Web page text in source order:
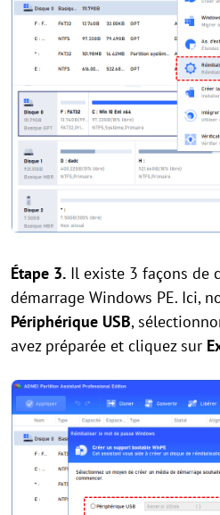
Étape 3. Il existe 3 façons de
démarrage Windows PE. Ici,
Périphérique USB,
avez préparée et cliquez sur